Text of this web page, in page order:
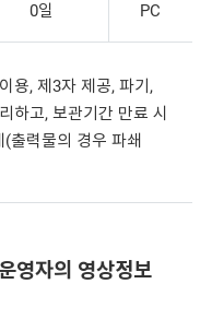
0일
PC
용, 제3자 제공, 파기,
하고, 보관기간 만료 시
출력물의 경우 파쇄
영자의 영상정보